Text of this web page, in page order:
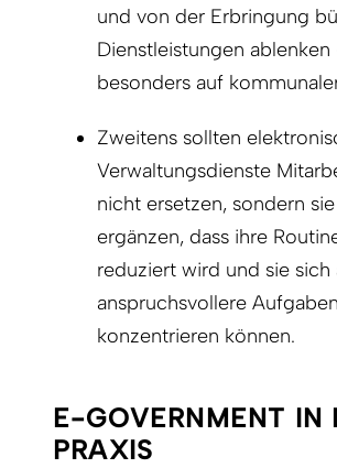
und von der Erbringung
Dienstleistungen ablenken
besonders auf
Zweitens sollten
Verwaltungsdienste
nicht ersetzen, sondern
ergänzen, dass ihre
reduziert wird und sie sich
anspruchsvollere Aufgaben
konzentrieren können.
E-GOVERNMENT IN
PRAXIS